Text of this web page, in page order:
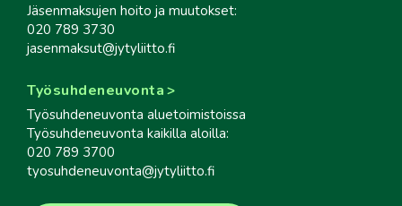
Jäsenmaksujen hoito ja muutokset:
020 789 3730
jasenmaksut@jytyliitto.fi
Työsuhdeneuvonta
Työsuhdeneuvonta aluetoimistoissa
Työsuhdeneuvonta kaikilla aloilla:
020 789 3700
tyosuhdeneuvonta@jytyliitto.fi